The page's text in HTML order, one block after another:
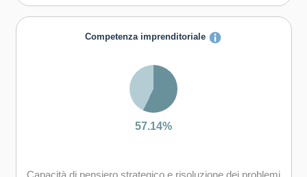
Capacità di creare fiducia e provare empatia
Competenza imprenditoriale
57.14%